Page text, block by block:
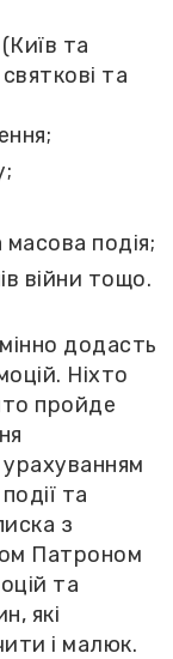
та
та
масова подія;
війни тощо.
додасть
Ніхто
пройде
та
з
Патроном
та
які
і малюк.